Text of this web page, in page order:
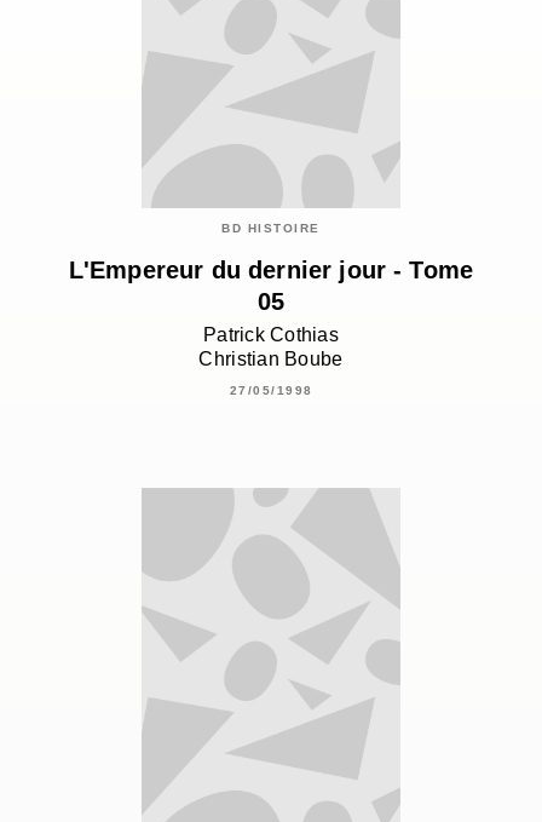
BD HISTOIRE
L'Empereur du dernier jour - Tome
05
Patrick Cothias
Christian Boube
27/05/1998